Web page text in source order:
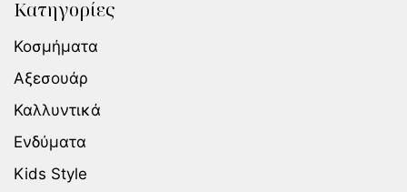
Κατηγορίες
Κοσμήματα
Αξεσουάρ
Καλλυντικά
Ενδύματα
Kids Style